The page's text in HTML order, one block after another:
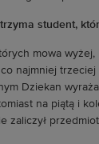
student,
mowa wyżej,
najmniej
Dziekan
na piątą i
zaliczył